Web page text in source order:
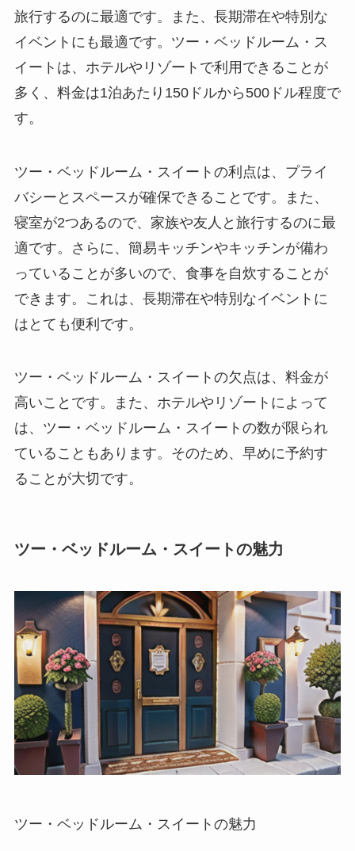
旅行するのに最適です。また、長期滞在や特別な
イベントにも最適です。ツー・ベッドルーム・ス
イートは、ホテルやリゾートで利用できることが
多く、料金は1泊あたり150ドルから500ドル程度で
す。
ツー・ベッドルーム・スイートの利点は、プライ
バシーとスペースが確保できることです。また、
寝室が2つあるので、家族や友人と旅行するのに最
適です。さらに、簡易キッチンやキッチンが備わ
っていることが多いので、食事を自炊することが
できます。これは、長期滞在や特別なイベントに
はとても便利です。
ツー・ベッドルーム・スイートの欠点は、料金が
高いことです。また、ホテルやリゾートによって
は、ツー・ベッドルーム・スイートの数が限られ
ていることもあります。そのため、早めに予約す
ることが大切です。
ツー・ベッドルーム・スイートの魅力
ツー・ベッドルーム・スイートの魅力